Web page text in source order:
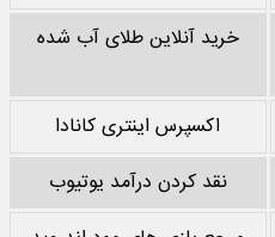
خرید آنلاین طلای آب شده
اکسپرس اینتری کانادا
نقد کردن درآمد یوتیوب